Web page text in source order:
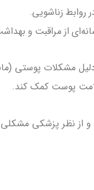
روابط زناشویی.
از مراقبت و
مشکلات پوستی
پوست کمک کند.
از نظر پزشکی مشکلی